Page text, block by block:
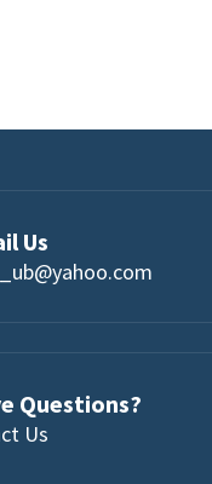
Us
Questions?
Us